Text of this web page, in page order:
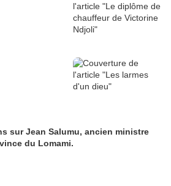
sur Jean Salumu, ancien ministre
du Lomami.